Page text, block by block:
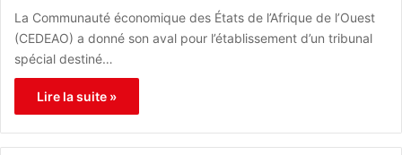
La Communauté économique des États de l’Afrique de l’Ouest
(CEDEAO) a donné son aval pour l’établissement d’un tribunal
spécial destiné…
Lire la suite »